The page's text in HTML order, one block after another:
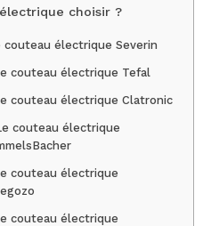
choisir ?
couteau électrique Severin
couteau électrique Tefal
couteau électrique Clatronic
couteau électrique
couteau électrique
couteau électrique